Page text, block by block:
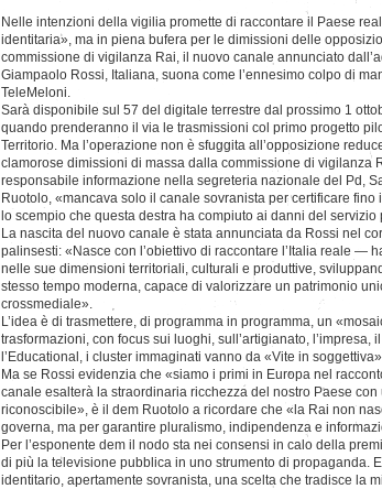
Nelle intenzioni della vigilia promette di raccontare il Paese
identitaria», ma in piena bufera per le dimissioni delle
commissione di vigilanza Rai, il nuovo canale annunciato
Giampaolo Rossi, Italiana, suona come l’ennesimo colpo di
TeleMeloni.
Sarà disponibile sul 57 del digitale terrestre dal prossimo 1
quando prenderanno il via le trasmissioni col primo progetto
Territorio. Ma l’operazione non è sfuggita all’opposizione
clamorose dimissioni di massa dalla commissione di vigilanza
responsabile informazione nella segreteria nazionale del Pd,
Ruotolo, «mancava solo il canale sovranista per certificare fino
lo scempio che questa destra ha compiuto ai danni del servizio
La nascita del nuovo canale è stata annunciata da Rossi nel
palinsesti: «Nasce con l’obiettivo di raccontare l’Italia reale —
nelle sue dimensioni territoriali, culturali e produttive,
stesso tempo moderna, capace di valorizzare un patrimonio
crossmediale».
L’idea è di trasmettere, di programma in programma, un
trasformazioni, con focus sui luoghi, sull’artigianato, l’impresa,
l’Educational, i cluster immaginati vanno da «Vite in
Ma se Rossi evidenzia che «siamo i primi in Europa nel
canale esalterà la straordinaria ricchezza del nostro Paese
riconoscibile», è il dem Ruotolo a ricordare che «la Rai non
governa, ma per garantire pluralismo, indipendenza e
Per l’esponente dem il nodo sta nei consensi in calo della
di più la televisione pubblica in uno strumento di propaganda.
identitario, apertamente sovranista, una scelta che tradisce la